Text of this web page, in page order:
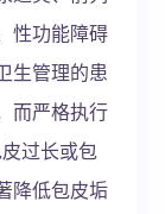
性功能障碍
生管理的患
而严格执行
过长或包
降低包皮垢